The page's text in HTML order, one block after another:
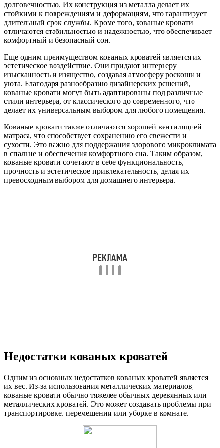
долговечностью. Их конструкция из металла делает их
стойкими к повреждениям и деформациям, что гарантирует
длительный срок службы. Кроме того, кованые кровати
отличаются стабильностью и надежностью, что обеспечивает
комфортный и безопасный сон.
Еще одним преимуществом кованых кроватей является их
эстетическое воздействие. Они придают интерьеру
изысканность и изящество, создавая атмосферу роскоши и
уюта. Благодаря разнообразию дизайнерских решений,
кованые кровати могут быть адаптированы под различные
стили интерьера, от классического до современного, что
делает их универсальным выбором для любого помещения.
Кованые кровати также отличаются хорошей вентиляцией
матраса, что способствует сохранению его свежести и
сухости. Это важно для поддержания здорового микроклимата
в спальне и обеспечения комфортного сна. Таким образом,
кованые кровати сочетают в себе функциональность,
прочность и эстетическое привлекательность, делая их
превосходным выбором для домашнего интерьера.
Недостатки кованых кроватей
Одним из основных недостатков кованых кроватей является
их вес. Из-за использования металлических материалов,
кованые кровати обычно тяжелее обычных деревянных или
металлических кроватей. Это может создавать проблемы при
транспортировке, перемещении или уборке в комнате.